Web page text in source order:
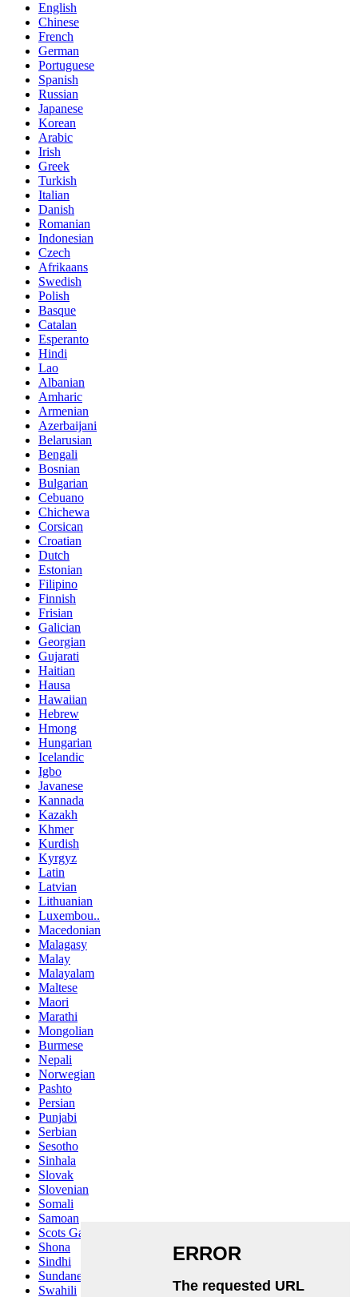
English
Chinese
French
German
Portuguese
Spanish
Russian
Japanese
Korean
Arabic
Irish
Greek
Turkish
Italian
Danish
Romanian
Indonesian
Czech
Afrikaans
Swedish
Polish
Basque
Catalan
Esperanto
Hindi
Lao
Albanian
Amharic
Armenian
Azerbaijani
Belarusian
Bengali
Bosnian
Bulgarian
Cebuano
Chichewa
Corsican
Croatian
Dutch
Estonian
Filipino
Finnish
Frisian
Galician
Georgian
Gujarati
Haitian
Hausa
Hawaiian
Hebrew
Hmong
Hungarian
Icelandic
Igbo
Javanese
Kannada
Kazakh
Khmer
Kurdish
Kyrgyz
Latin
Latvian
Lithuanian
Luxembou..
Macedonian
Malagasy
Malay
Malayalam
Maltese
Maori
Marathi
Mongolian
Burmese
Nepali
Norwegian
Pashto
Persian
Punjabi
Serbian
Sesotho
Sinhala
Slovak
Slovenian
Somali
Samoan
Scots Gaelic
Shona
Sindhi
Sundanese
Swahili